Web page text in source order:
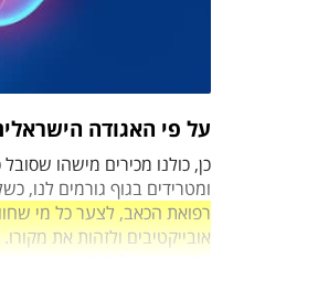
על פי האגודה הישראלית לכאב, בין 17%-35%
כן, כולנו מכירים מישהו
ומטרידים בגוף גורמים לנו,
רפואת הכאב, לצער כל מי
אובייקטיבים ולזהות את